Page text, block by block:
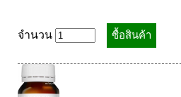
จำนวน